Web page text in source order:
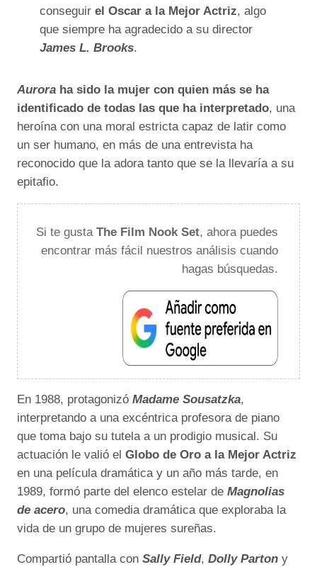
conseguir el Oscar a la Mejor Actriz, algo
que siempre ha agradecido a su director
James L. Brooks.
Aurora ha sido la mujer con quien más se ha
identificado de todas las que ha interpretado, una
heroína con una moral estricta capaz de latir como
un ser humano, en más de una entrevista ha
reconocido que la adora tanto que se la llevaría a su
epitafio.
Si te gusta The Film Nook Set, ahora puedes
encontrar más fácil nuestros análisis cuando
hagas búsquedas.
En 1988, protagonizó Madame Sousatzka,
interpretando a una excéntrica profesora de piano
que toma bajo su tutela a un prodigio musical. Su
actuación le valió el Globo de Oro a la Mejor Actriz
en una película dramática y un año más tarde, en
1989, formó parte del elenco estelar de Magnolias
de acero, una comedia dramática que exploraba la
vida de un grupo de mujeres sureñas.
Compartió pantalla con Sally Field, Dolly Parton y